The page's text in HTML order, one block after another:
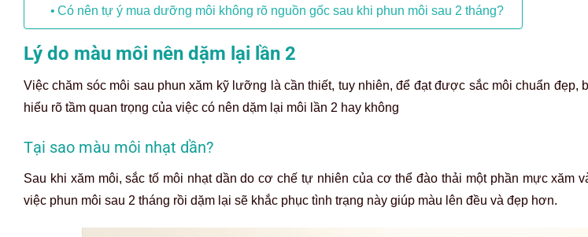
Có nên tự ý mua dưỡng môi không rõ nguồn gốc sau khi phun môi sau 2 tháng?
Lý do màu môi nên dặm lại lần 2
Việc chăm sóc môi sau phun xăm kỹ lưỡng là cần thiết, tuy nhiên, để đạt được sắc môi chuẩn đẹp,
hiểu rõ tầm quan trọng của việc có nên dặm lại môi lần 2 hay không
Tại sao màu môi nhạt dần?
Sau khi xăm môi, sắc tố môi nhạt dần do cơ chế tự nhiên của cơ thể đào thải một phần mực xăm
việc phun môi sau 2 tháng rồi dặm lại sẽ khắc phục tình trạng này giúp màu lên đều và đẹp hơn.